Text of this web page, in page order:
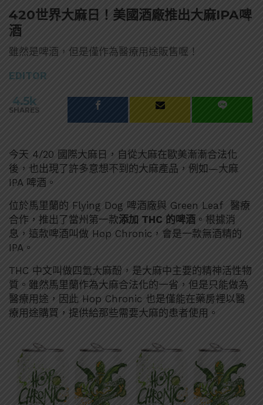
420世界大麻日！美國酒廠推出大麻IPA啤
酒
雖然是啤酒，但是僅作為醫療用途販售喔！
EDITOR
4.5k
SHARES
今天 4/20 國際大麻日，自從大麻在歐美漸漸合法化
後，也出現了許多意想不到的大麻產品，例如—大麻
IPA 啤酒。
位於馬里蘭的 Flying Dog 啤酒廠與 Green Leaf 醫療
合作，推出了當州第一款添加 THC 的啤酒 。根據消
息，這款啤酒叫做 Hop Chronic，會是一款無酒精的
IPA。
THC 中文叫做四氫大麻酚，是大麻中主要的精神活性物
質。雖然馬里蘭作為大麻合法化的一省，但是只能做為
醫療用途，因此 Hop Chronic 也是僅能在藥房裡以醫
療用途購買，提供給那些需要大麻的患者使用。